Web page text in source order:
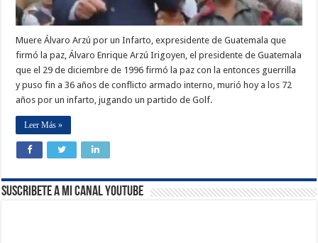
Muere Álvaro Arzú por un Infarto, expresidente de Guatemala que
firmó la paz, Álvaro Enrique Arzú Irigoyen, el presidente de Guatemala
que el 29 de diciembre de 1996 firmó la paz con la entonces guerrilla
y puso fin a 36 años de conflicto armado interno, murió hoy a los 72
años por un infarto, jugando un partido de Golf.
Leer Más »
Suscribete a Mi Canal Youtube